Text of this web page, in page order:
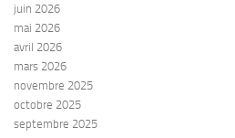
juin 2026
mai 2026
avril 2026
mars 2026
novembre 2025
octobre 2025
septembre 2025